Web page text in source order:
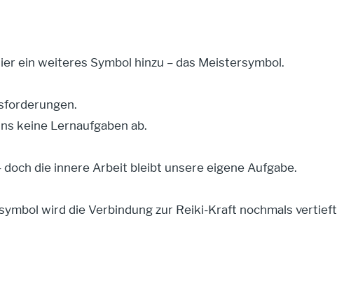
ein weiteres Symbol hinzu – das Meistersymbol.
keine Lernaufgaben ab.
die innere Arbeit bleibt unsere eigene Aufgabe.
wird die Verbindung zur Reiki-Kraft nochmals